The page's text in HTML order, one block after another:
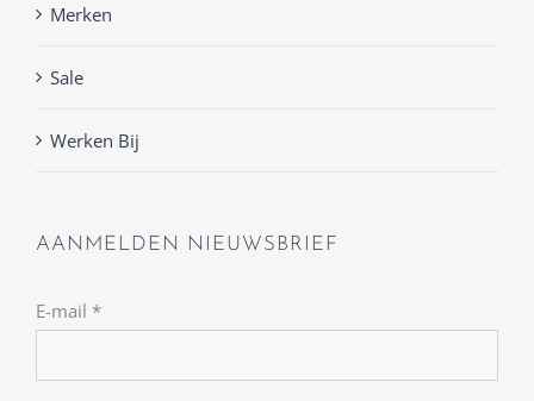
Merken
Sale
Werken Bij
AANMELDEN NIEUWSBRIEF
E-mail *